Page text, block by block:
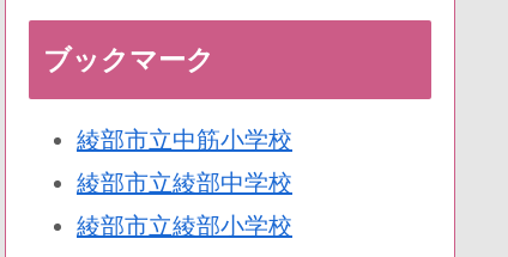
ブックマーク
綾部市立中筋小学校
綾部市立綾部中学校
綾部市立綾部小学校